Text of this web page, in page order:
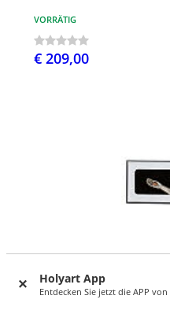
Holyart App
Entdecken Sie jetzt die APP
VORRÄTIG
€ 209,00